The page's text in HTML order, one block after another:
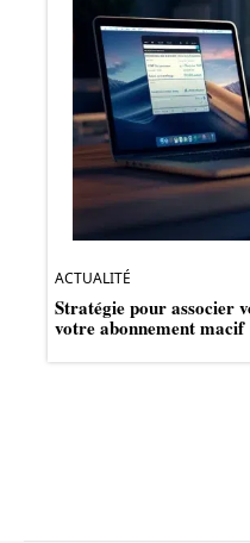
ACTUALITÉ
Stratégie pour associer
votre abonnement macif